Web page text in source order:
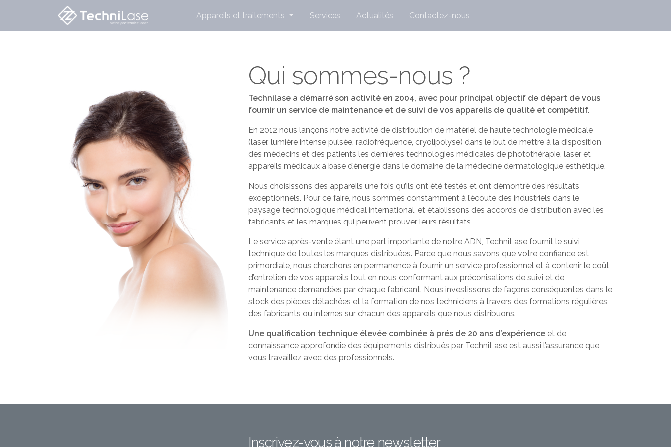
Appareils et traitements Services Actualités Contactez-nous
Qui sommes-nous ?
Technilase a démarré son activité en 2004, avec pour principal objectif de départ de vous
fournir un service de maintenance et de suivi de vos appareils de qualité et compétitif.
En 2012 nous lançons notre activité de distribution de matériel de haute technologie médicale
(laser, lumière intense pulsée, radiofréquence, cryolipolyse) dans le but de mettre à la disposition
des médecins et des patients les dernières technologies médicales de photothérapie, laser et
appareils médicaux à base d’énergie dans le domaine de la médecine dermatologique esthétique.
Nous choisissons des appareils une fois qu’ils ont été testés et ont démontré des résultats
exceptionnels. Pour ce faire, nous sommes constamment à l’écoute des industriels dans le
paysage technologique médical international, et établissons des accords de distribution avec les
fabricants et les marques qui peuvent prouver leurs résultats.
Le service après-vente étant une part importante de notre ADN, TechniLase fournit le suivi
technique de toutes les marques distribuées. Parce que nous savons que votre confiance est
primordiale, nous cherchons en permanence à fournir un service professionnel et à contenir le coût
d’entretien de vos appareils tout en nous conformant aux préconisations de suivi et de
maintenance demandées par chaque fabricant. Nous investissons de façons conséquentes dans le
stock des pièces détachées et la formation de nos techniciens à travers des formations régulières
des fabricants ou internes sur chacun des appareils que nous distribuons.
Une qualification technique élevée combinée à prés de 20 ans d’expérience et de
connaissance approfondie des équipements distribués par TechniLase est aussi l’assurance que
vous travaillez avec des professionnels.
Inscrivez-vous à notre newsletter